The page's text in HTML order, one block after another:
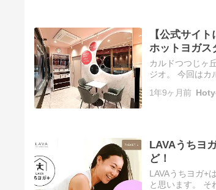
【公式サイ
ホットヨガス
カルドつつじヶ
ジオ。 今回はカ
1年9ヶ月前
LAVAうちヨ
ど！
LAVAうちヨガ+
と思います。 そ